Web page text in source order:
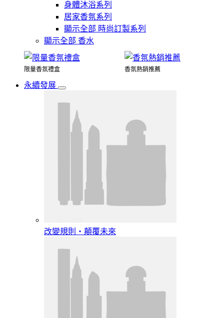
身體沐浴系列
居家香氛系列
顯示全部 時尚訂製系列
顯示全部 香水
限量香氛禮盒 香氛熱銷推薦
永續發展
改變規則‧顛覆未來